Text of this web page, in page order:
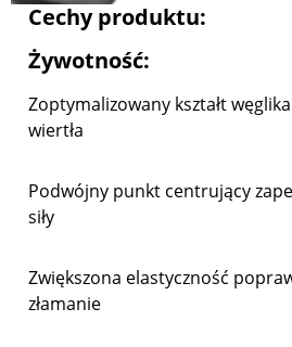
Cechy produktu:
Żywotność:
Zoptymalizowany kształt
wiertła
Podwójny punkt centrujący
siły
Zwiększona elastyczność
złamanie